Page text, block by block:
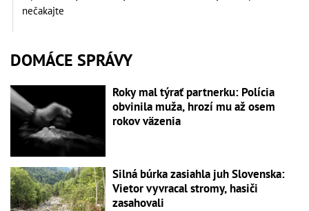
nečakajte
DOMÁCE SPRÁVY
Roky mal týrať partnerku: Polícia
obvinila muža, hrozí mu až osem
rokov väzenia
Silná búrka zasiahla juh Slovenska:
Vietor vyvracal stromy, hasiči
zasahovali